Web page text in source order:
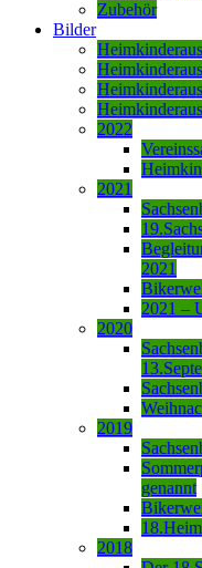
Zubehör
Bilder
2022
2021
2021
2021 –
2020
2019
genannt
2018